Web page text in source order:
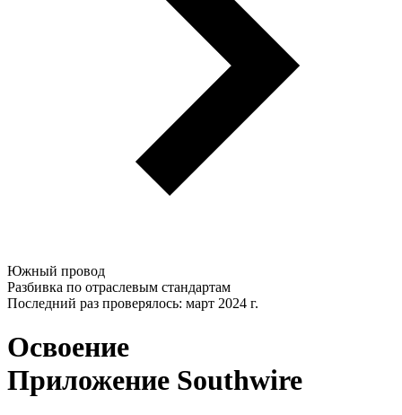
Южный провод
Разбивка по отраслевым стандартам
Последний раз проверялось: март 2024 г.
Освоение
Приложение Southwire